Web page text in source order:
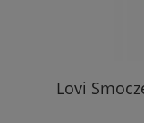
Lovi